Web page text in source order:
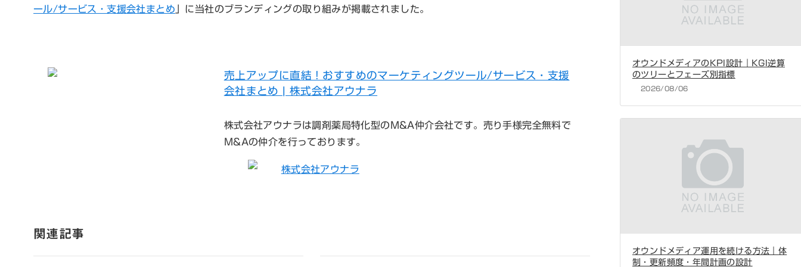
ール/サービス・支援会社まとめ 」に当社のブランディングの取り組みが掲載されました。
売上アップに直結！おすすめのマーケティングツール/サービス・支援
会社まとめ | 株式会社アウナラ
株式会社アウナラは調剤薬局特化型のM&A仲介会社です。売り手様完全無料で
M&Aの仲介を行っております。
株式会社アウナラ
関連記事
オウンドメディアのKPI設計｜KGI逆算
のツリーとフェーズ別指標
2026/08/06
オウンドメディア運用を続ける方法｜体
制・更新頻度・年間計画の設計